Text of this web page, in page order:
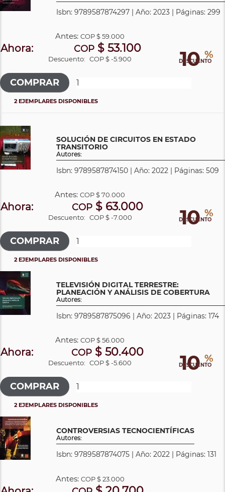
Isbn: 9789587874297 | Año: 2023 | Páginas: 299
10 %
DESCUENTO
Antes:COP$ 59.000
Ahora: COP $ 53.100
Descuento: COP $ -5.900
2 EJEMPLARES DISPONIBLES
SOLUCIÓN DE CIRCUITOS EN ESTADO
TRANSITORIO
Autores:
Isbn: 9789587874150 | Año: 2022 | Páginas: 509
10 %
DESCUENTO
Antes:COP$ 70.000
Ahora: COP $ 63.000
Descuento: COP $ -7.000
2 EJEMPLARES DISPONIBLES
TELEVISIÓN DIGITAL TERRESTRE:
PLANEACIÓN Y ANÁLISIS DE COBERTURA
Autores:
Isbn: 9789587875096 | Año: 2023 | Páginas: 174
10 %
DESCUENTO
Antes:COP$ 56.000
Ahora: COP $ 50.400
Descuento: COP $ -5.600
2 EJEMPLARES DISPONIBLES
CONTROVERSIAS TECNOCIENTÍFICAS
Autores:
Isbn: 9789587874075 | Año: 2022 | Páginas: 131
Antes: COP$ 23.000